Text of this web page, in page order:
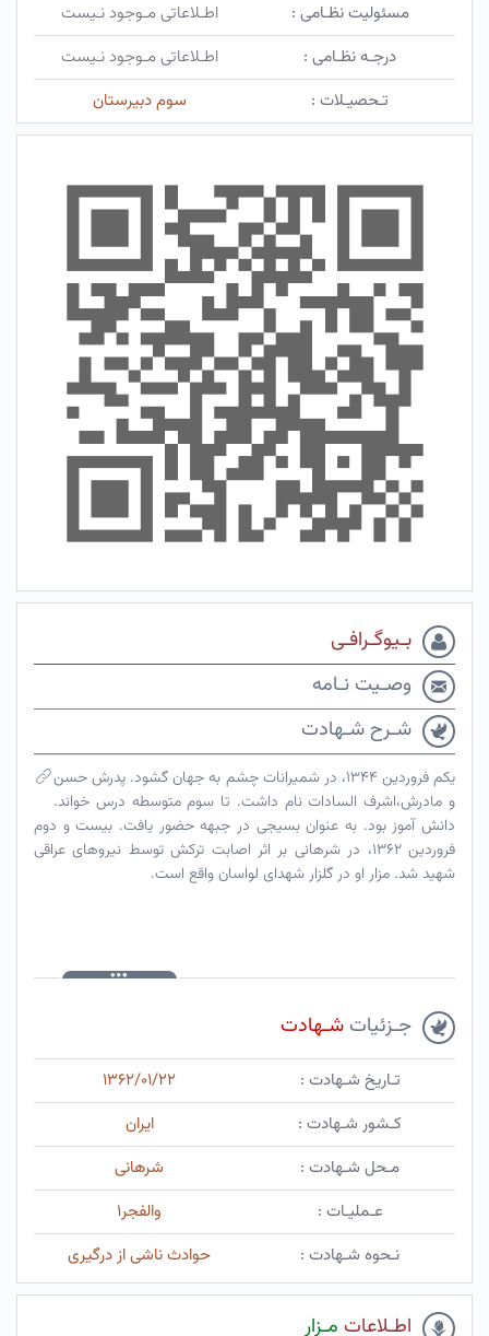
مسئولیت نظـامی :
اطـلاعاتی مـوجود نـیست
درجـه نظـامی :
اطـلاعاتی مـوجود نـیست
تـحصیـلات :
سوم دبیرستان
بـیوگـرافـی
وصـیت نـامه
شـرح شـهادت
یکم فروردین ۱۳۴۴، در شمیرانات چشم به جهان گشود. پدرش حسن
و مادرش،اشرف السادات نام داشت. تا سوم متوسطه درس خواند.
دانش آموز بود. به عنوان بسیجی در جبهه حضور یافت. بیست و دوم
فروردین ۱۳۶۲، در شرهانی بر اثر اصابت ترکش توسط نیروهای عراقی
شهید شد. مزار او در گلزار شهدای لواسان واقع است.
جـزئیات شـهادت
تـاریخ شـهادت :
۱۳۶۲/۰۱/۲۲
کـشور شـهادت :
ایران
مـحل شـهادت :
شرهانی
عـملیـات :
والفجر۱
نـحوه شـهادت :
حوادث ناشی از درگیری
اطـلاعات مـزار